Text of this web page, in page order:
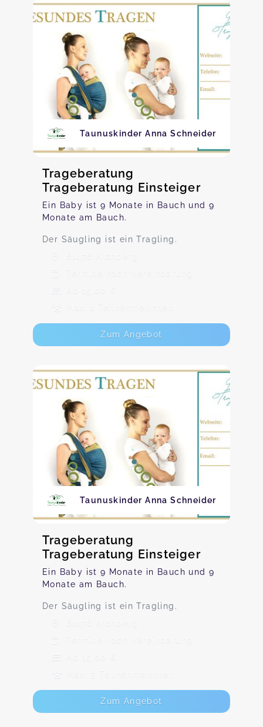
Taunuskinder Anna Schneider
Trageberatung
Trageberatung Einsteiger
Ein Baby ist 9 Monate in Bauch und 9
Monate am Bauch.
Der Säugling ist ein Tragling.
61476 Kronberg
Termine nach Vereinbarung
Ab 15,00 €
Max. 1 TeilnehmerInnen
Zum Angebot
Taunuskinder Anna Schneider
Trageberatung
Trageberatung Einsteiger
Ein Baby ist 9 Monate in Bauch und 9
Monate am Bauch.
Der Säugling ist ein Tragling.
61476 Kronberg
Termine nach Vereinbarung
Ab 15,00 €
Max. 5 TeilnehmerInnen
Zum Angebot